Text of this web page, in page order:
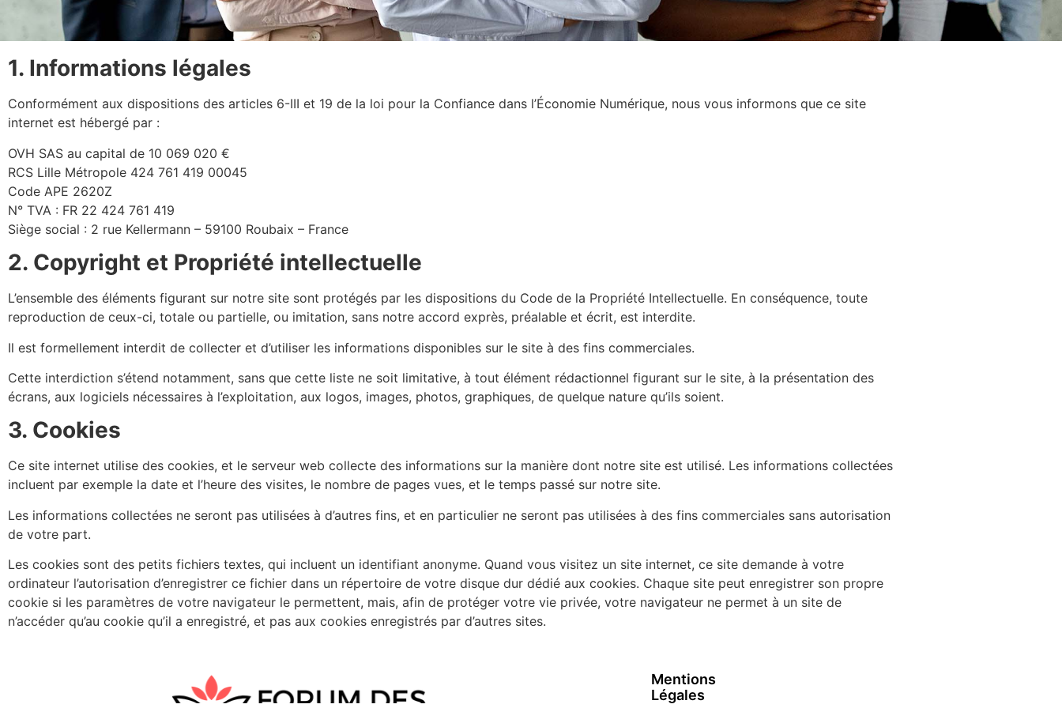
1. Informations légales
Conformément aux dispositions des articles 6-III et 19 de la loi pour la Confiance dans l’Économie Numérique, nous vous informons que ce site
internet est hébergé par :
OVH SAS au capital de 10 069 020 €
RCS Lille Métropole 424 761 419 00045
Code APE 2620Z
N° TVA : FR 22 424 761 419
Siège social : 2 rue Kellermann – 59100 Roubaix – France
2. Copyright et Propriété intellectuelle
L’ensemble des éléments figurant sur notre site sont protégés par les dispositions du Code de la Propriété Intellectuelle. En conséquence, toute
reproduction de ceux-ci, totale ou partielle, ou imitation, sans notre accord exprès, préalable et écrit, est interdite.
Il est formellement interdit de collecter et d’utiliser les informations disponibles sur le site à des fins commerciales.
Cette interdiction s’étend notamment, sans que cette liste ne soit limitative, à tout élément rédactionnel figurant sur le site, à la présentation des
écrans, aux logiciels nécessaires à l’exploitation, aux logos, images, photos, graphiques, de quelque nature qu’ils soient.
3. Cookies
Ce site internet utilise des cookies, et le serveur web collecte des informations sur la manière dont notre site est utilisé. Les informations collectées
incluent par exemple la date et l’heure des visites, le nombre de pages vues, et le temps passé sur notre site.
Les informations collectées ne seront pas utilisées à d’autres fins, et en particulier ne seront pas utilisées à des fins commerciales sans autorisation
de votre part.
Les cookies sont des petits fichiers textes, qui incluent un identifiant anonyme. Quand vous visitez un site internet, ce site demande à votre
ordinateur l’autorisation d’enregistrer ce fichier dans un répertoire de votre disque dur dédié aux cookies. Chaque site peut enregistrer son propre
cookie si les paramètres de votre navigateur le permettent, mais, afin de protéger votre vie privée, votre navigateur ne permet à un site de
n’accéder qu’au cookie qu’il a enregistré, et pas aux cookies enregistrés par d’autres sites.
Mentions
Légales